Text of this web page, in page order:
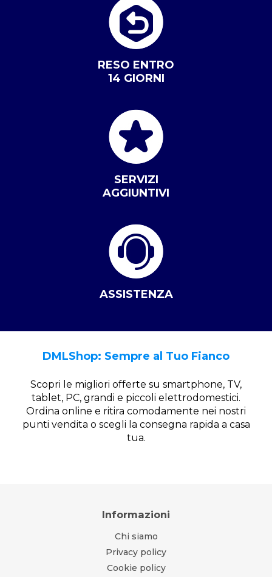
RESO ENTRO
14 GIORNI
SERVIZI
AGGIUNTIVI
ASSISTENZA
DMLShop: Sempre al Tuo Fianco
Scopri le migliori offerte su smartphone, TV,
tablet, PC, grandi e piccoli elettrodomestici.
Ordina online e ritira comodamente nei nostri
punti vendita o scegli la consegna rapida a casa
tua.
Informazioni
Chi siamo
Privacy policy
Cookie policy